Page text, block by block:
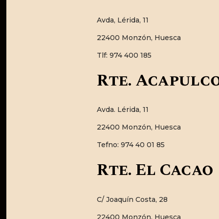
Avda, Lérida, 11
22400 Monzón, Huesca
Tlf: 974 400 185
Rte.
Avda. Lérida, 11
22400 Monzón, Huesca
Tefno: 974 40 01 85
Rte. El Cacao
C/ Joaquín Costa, 28
22400 Monzón, Huesca